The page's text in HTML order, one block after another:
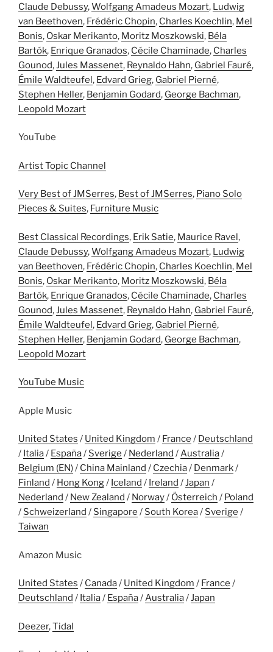
Claude Debussy,Wolfgang Amadeus Mozart, Ludwig
van Beethoven, Frédéric Chopin, Charles Koechlin, Mel
Bonis, Oskar Merikanto, Moritz Moszkowski, Béla
Bartók, Enrique Granados, Cécile Chaminade, Charles
Gounod,Jules Massenet, Reynaldo Hahn, Gabriel Fauré,
Émile Waldteufel, Edvard Grieg, Gabriel Pierné,
Stephen Heller, Benjamin Godard, George Bachman,
Leopold Mozart
YouTube
Artist Topic Channel
Very Best of JMSerres, Best of JMSerres, Piano Solo
Pieces & Suites, Furniture Music
Best Classical Recordings, Erik Satie, Maurice Ravel,
Claude Debussy,Wolfgang Amadeus Mozart, Ludwig
van Beethoven, Frédéric Chopin, Charles Koechlin, Mel
Bonis, Oskar Merikanto, Moritz Moszkowski, Béla
Bartók, Enrique Granados, Cécile Chaminade, Charles
Gounod,Jules Massenet, Reynaldo Hahn, Gabriel Fauré,
Émile Waldteufel, Edvard Grieg, Gabriel Pierné,
Stephen Heller, Benjamin Godard, George Bachman,
Leopold Mozart
YouTube Music
Apple Music
United States / United Kingdom / France / Deutschland
/ Italia/ España/ Sverige / Nederland /Australia/
Belgium (EN)/ China Mainland / Czechia/ Denmark/
Finland / Hong Kong/ Iceland / Ireland /Japan /
Nederland / New Zealand / Norway/ Österreich / Poland
/ Schweizerland / Singapore / South Korea/ Sverige /
Taiwan
Amazon Music
United States / Canada/ United Kingdom / France /
Deutschland / Italia/ España/Australia/Japan
Deezer,Tidal